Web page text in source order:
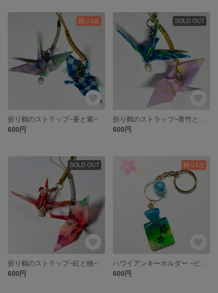
残り1点
折り鶴のストラップ~蒼と紫~
600円
SOLD OUT
600円
SOLD OUT
折り鶴のストラップ~紅と桃~
600円
残り1点
600円